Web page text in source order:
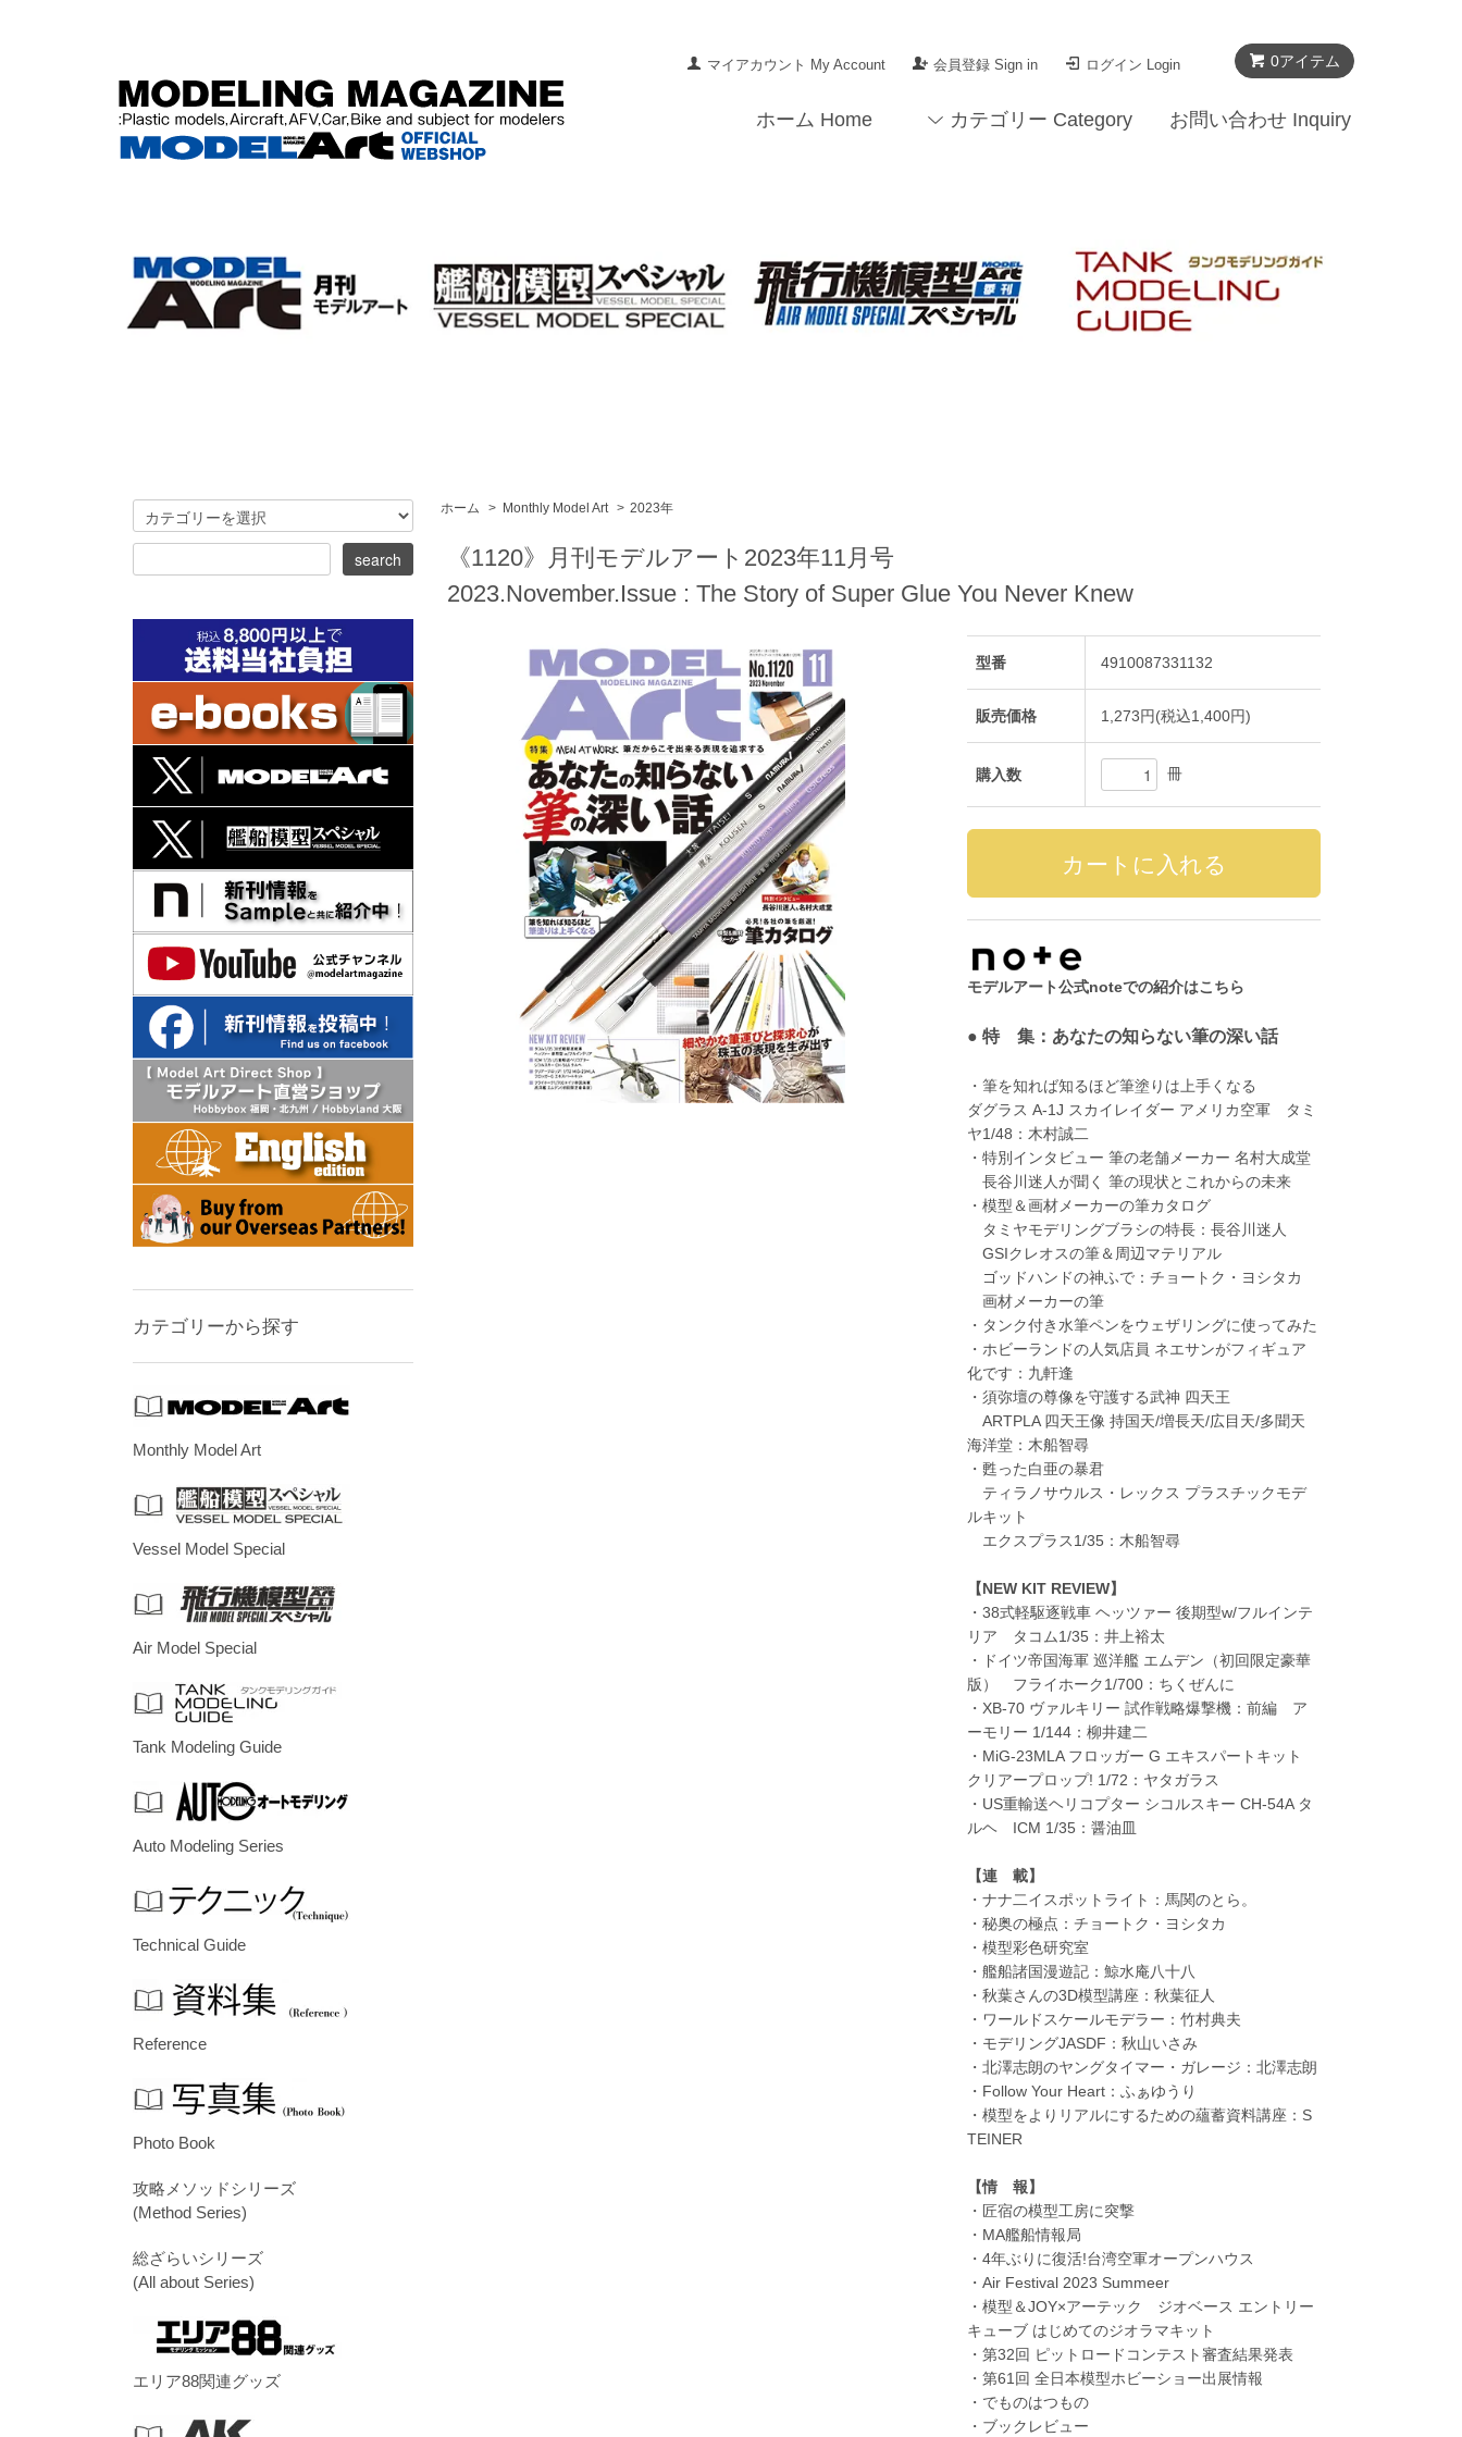
0アイテム
マイアカウント My Account 会員登録 Sign in ログイン Login
ホーム Home カテゴリー Category お問い合わせ Inquiry
ホーム > Monthly Model Art > 2023年
《1120》月刊モデルアート2023年11月号
2023.November.Issue : The Story of Super Glue You Never Knew
型番 4910087331132
販売価格 1,273円(税込1,400円)
購入数 冊
モデルアート公式noteでの紹介はこちら
● 特 集：あなたの知らない筆の深い話
・筆を知れば知るほど筆塗りは上手くなる
ダグラス A-1J スカイレイダー アメリカ空軍 タミ
ヤ1/48：木村誠二
・特別インタビュー 筆の老舗メーカー 名村大成堂
長谷川迷人が聞く 筆の現状とこれからの未来
・模型＆画材メーカーの筆カタログ
タミヤモデリングブラシの特長：長谷川迷人
GSIクレオスの筆＆周辺マテリアル
ゴッドハンドの神ふで：チョートク・ヨシタカ
画材メーカーの筆
・タンク付き水筆ペンをウェザリングに使ってみた
・ホビーランドの人気店員 ネエサンがフィギュア
化です：九軒逢
・須弥壇の尊像を守護する武神 四天王
ARTPLA 四天王像 持国天/増長天/広目天/多聞天
海洋堂：木船智尋
・甦った白亜の暴君
ティラノサウルス・レックス プラスチックモデ
ルキット
エクスプラス1/35：木船智尋
【NEW KIT REVIEW】
・38式軽駆逐戦車 ヘッツァー 後期型w/フルインテ
リア タコム1/35：井上裕太
・ドイツ帝国海軍 巡洋艦 エムデン（初回限定豪華
版） フライホーク1/700：ちくぜんに
・XB-70 ヴァルキリー 試作戦略爆撃機：前編 ア
ーモリー 1/144：柳井建二
・MiG-23MLA フロッガー G エキスパートキット
クリアープロップ! 1/72：ヤタガラス
・US重輸送ヘリコプター シコルスキー CH-54A タ
ルヘ ICM 1/35：醤油皿
【連 載】
・ナナ二イスポットライト：馬関のとら。
・秘奥の極点：チョートク・ヨシタカ
・模型彩色研究室
・艦船諸国漫遊記：鯨水庵八十八
・秋葉さんの3D模型講座：秋葉征人
・ワールドスケールモデラー：竹村典夫
・モデリングJASDF：秋山いさみ
・北澤志朗のヤングタイマー・ガレージ：北澤志朗
・Follow Your Heart：ふぁゆうり
・模型をよりリアルにするための蘊蓄資料講座：S
TEINER
【情 報】
・匠宿の模型工房に突撃
・MA艦船情報局
・4年ぶりに復活!台湾空軍オープンハウス
・Air Festival 2023 Summeer
・模型＆JOY×アーテック ジオベース エントリー
キューブ はじめてのジオラマキット
・第32回 ピットロードコンテスト審査結果発表
・第61回 全日本模型ホビーショー出展情報
・でものはつもの
・ブックレビュー
カテゴリーから探す
Monthly Model Art
Vessel Model Special
Air Model Special
Tank Modeling Guide
Auto Modeling Series
Technical Guide
Reference
Photo Book
攻略メソッドシリーズ
(Method Series)
総ざらいシリーズ
(All about Series)
エリア88関連グッズ